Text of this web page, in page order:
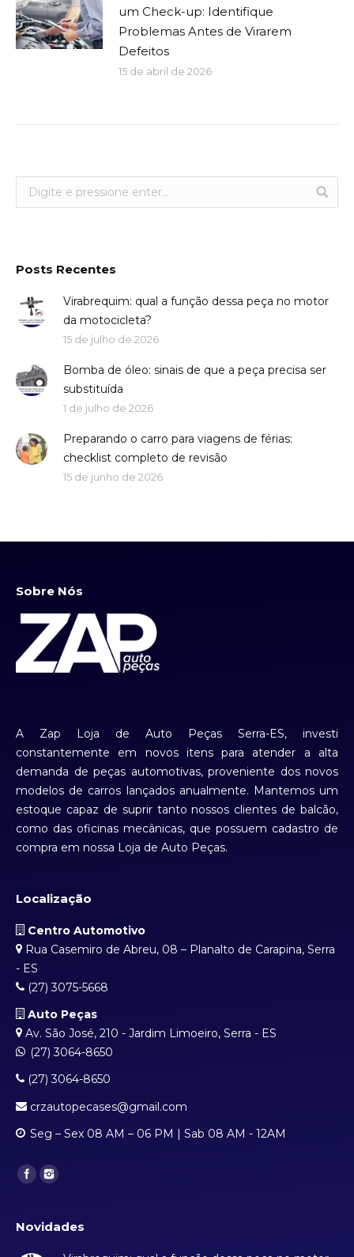
um Check-up: Identifique
Problemas Antes de Virarem
Defeitos
15 de abril de 2026
Posts Recentes
Virabrequim: qual a função dessa peça no motor
da motocicleta?
15 de julho de 2026
Bomba de óleo: sinais de que a peça precisa ser
substituída
1 de julho de 2026
Preparando o carro para viagens de férias:
checklist completo de revisão
15 de junho de 2026
Sobre Nós
A Zap Loja de Auto Peças Serra-ES, investi
constantemente em novos itens para atender a alta
demanda de peças automotivas, proveniente dos novos
modelos de carros lançados anualmente. Mantemos um
estoque capaz de suprir tanto nossos clientes de balcão,
como das oficinas mecânicas, que possuem cadastro de
compra em nossa Loja de Auto Peças.
Localização
Centro Automotivo
Rua Casemiro de Abreu, 08 – Planalto de Carapina, Serra
- ES
(27) 3075-5668
Auto Peças
Av. São José, 210 - Jardim Limoeiro, Serra - ES
(27) 3064-8650
(27) 3064-8650
crzautopecases@gmail.com
Seg – Sex 08 AM – 06 PM | Sab 08 AM - 12AM
Find us on:
Novidades